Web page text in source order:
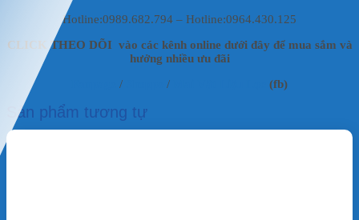
Hotline:0989.682.794 – Hotline:0964.430.125
CLICK THEO DÕI vào các kênh online dưới đây để mua sắm và
hưởng nhiều ưu đãi
/ / (fb)
Sản phẩm tương tự